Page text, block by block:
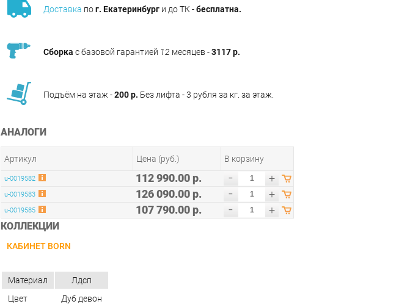
Доставка пог. Екатеринбург и до ТК -бесплатна.
Сборка с базовой гарантией 12 месяцев -3117 р.
Подъём на этаж -200 р. Без лифта - 3 рубля за кг. за этаж.
АНАЛОГИ
Артикул Цена (руб.) В корзину
u-0019582 112 990.00 р. - +
u-0019583 126 090.00 р. - +
u-0019585 107 790.00 р. - +
КОЛЛЕКЦИИ
КАБИНЕТ BORN
Материал
Лдсп
Цвет
Дуб девон